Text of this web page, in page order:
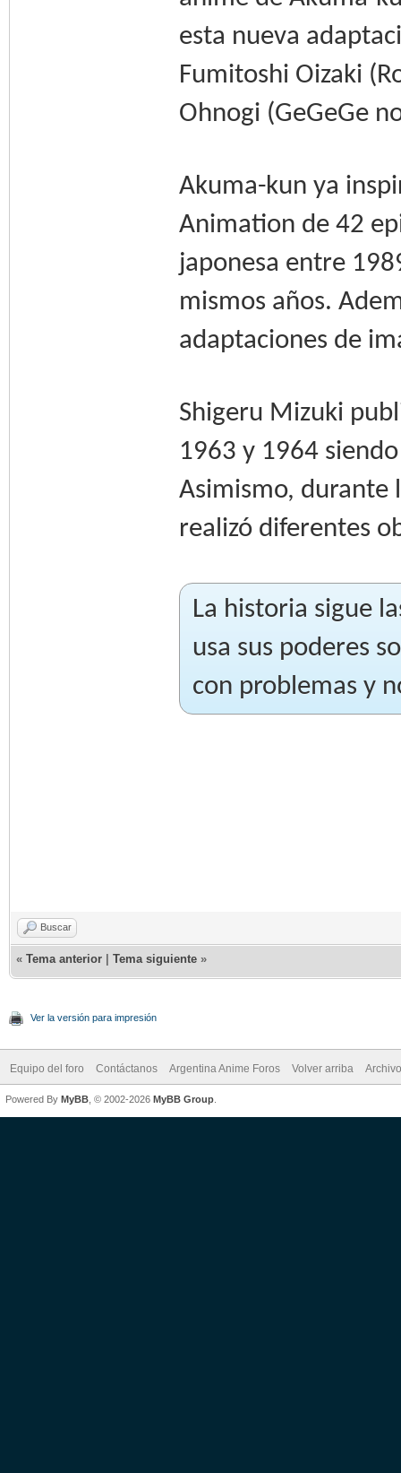
esta nueva
Fumitoshi Oizaki
Ohnogi (GeGeGe
Akuma-kun ya
Animation de 42
japonesa entre
mismos años.
adaptaciones de
Shigeru Mizuki
1963 y 1964
Asimismo, durante
realizó diferentes
La historia sigue
usa sus poderes
con problemas y
Buscar
« Tema anterior Tema siguiente »
Ver la versión para impresión
Equipo del foro Contáctanos Argentina Anime Foros Volver arriba
Powered By MyBB , © 2002-2026 MyBB Group